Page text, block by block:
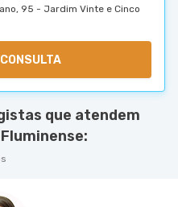
95 - Jardim Vinte e Cinco
que atendem